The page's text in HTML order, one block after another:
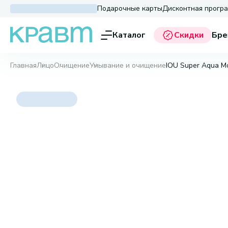
Подарочные картыДисконтная
Каталог Скидки
ГлавнаяЛицоОчищениеУмывание и очищениеIOU Super Aqua